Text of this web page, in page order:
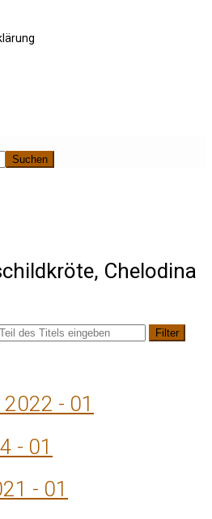
Suchen
Chelodina
Filter
- 01
- 01
- 01